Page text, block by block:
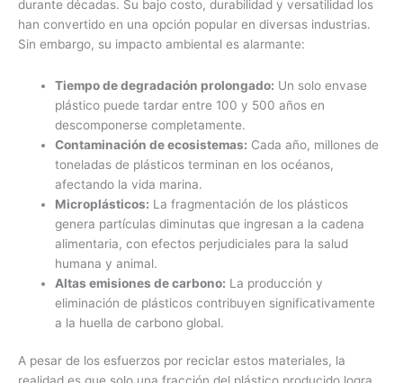
durante décadas. Su bajo costo, durabilidad y versatilidad los
han convertido en una opción popular en diversas industrias.
Sin embargo, su impacto ambiental es alarmante:
Tiempo de degradación prolongado: Un solo envase
plástico puede tardar entre 100 y 500 años en
descomponerse completamente.
Contaminación de ecosistemas: Cada año, millones de
toneladas de plásticos terminan en los océanos,
afectando la vida marina.
Microplásticos: La fragmentación de los plásticos
genera partículas diminutas que ingresan a la cadena
alimentaria, con efectos perjudiciales para la salud
humana y animal.
Altas emisiones de carbono: La producción y
eliminación de plásticos contribuyen significativamente
a la huella de carbono global.
A pesar de los esfuerzos por reciclar estos materiales, la